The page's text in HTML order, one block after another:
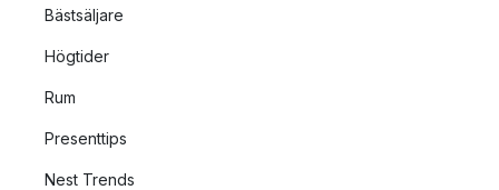
Bästsäljare
Högtider
Rum
Presenttips
Nest Trends